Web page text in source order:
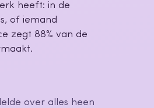
heeft: in de
of iemand
zegt 88% van de
over alles heen